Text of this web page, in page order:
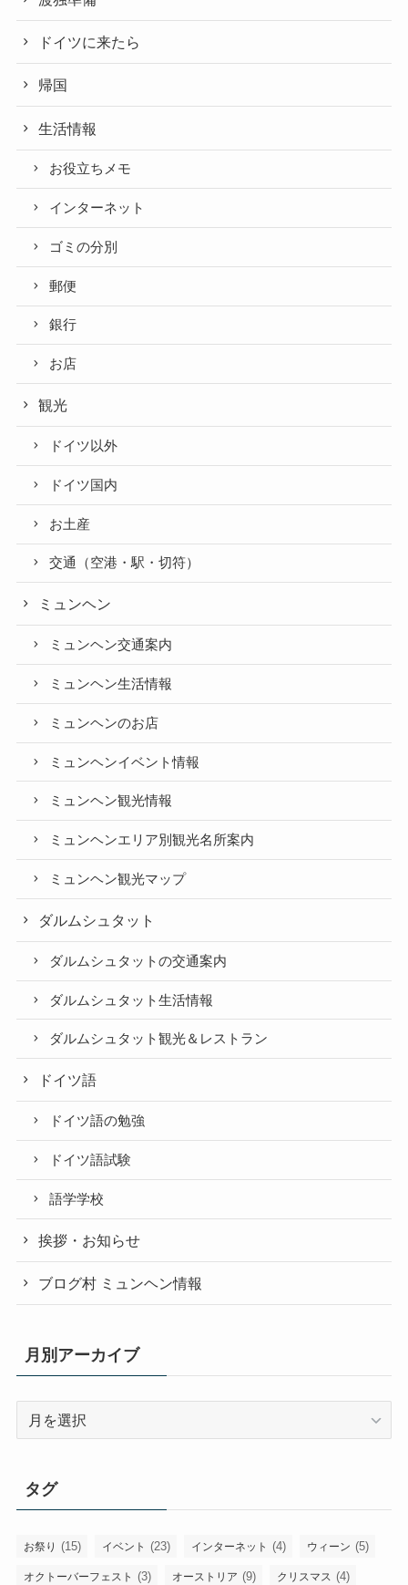
ドイツに来たら
帰国
生活情報
お役立ちメモ
インターネット
ゴミの分別
郵便
銀行
お店
観光
ドイツ以外
ドイツ国内
お土産
交通（空港・駅・切符）
ミュンヘン
ミュンヘン交通案内
ミュンヘン生活情報
ミュンヘンのお店
ミュンヘンイベント情報
ミュンヘン観光情報
ミュンヘンエリア別観光名所案内
ミュンヘン観光マップ
ダルムシュタット
ダルムシュタットの交通案内
ダルムシュタット生活情報
ダルムシュタット観光＆レストラン
ドイツ語
ドイツ語の勉強
ドイツ語試験
語学学校
挨拶・お知らせ
ブログ村 ミュンヘン情報
月別アーカイブ
カ
ブ
タグ
お祭り (15) イベント (23) インターネット (4) ウィーン (5)
オクトーバーフェスト (3) オーストリア (9) クリスマス (4)